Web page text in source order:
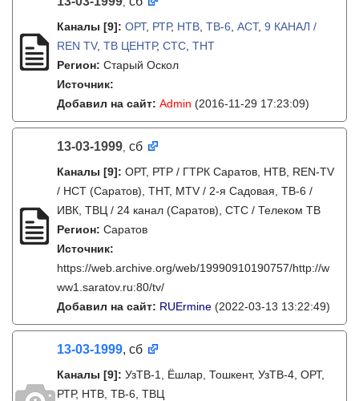
Каналы [9]: ОРТ, РТР, НТВ ТВ-6 АСТ, 9 КАНАЛ /
REN TV, ТВ ЦЕНТР, СТС ТНТ
Регион: Старый Оскол
Источник:
Добавил на сайт: Admin (2016-11-29 17:23:09)
13-03-1999, сб
Каналы [9]: ОРТ, РТР / ГТРК Саратов, НТВ, REN-TV
/ НСТ (Саратов), ТНТ, MTV / 2-я Садовая, ТВ-6 /
ИВК, ТВЦ / 24 канал (Саратов), СТС / Телеком ТВ
Регион: Саратов
Источник:
https://web.archive.org/web/19990910190757/http://w
ww1.saratov.ru:80/tv/
Добавил на сайт: RUErmine (2022-03-13 13:22:49)
13-03-1999, сб
Каналы [9]: УзТВ-1, Ëшлар, Тошкент, УзТВ-4, ОРТ,
РТР, НТВ, ТВ-6, ТВЦ